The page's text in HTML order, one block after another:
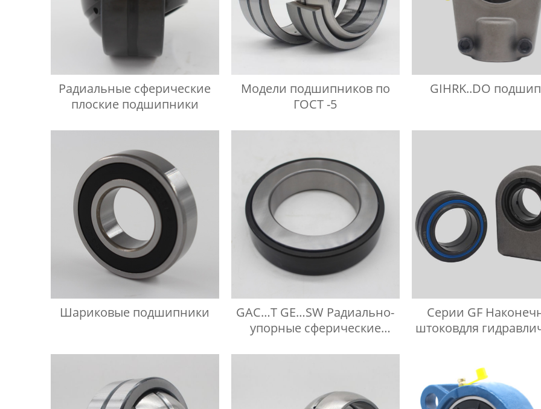
Радиальные сферические
плоские подшипники
Модели подшипников по
ГОСТ -5
GIHRK..DO
Шариковые подшипники
GAC…T GE…SW Радиально-
упорные сферические
Серии GF
штоковдля